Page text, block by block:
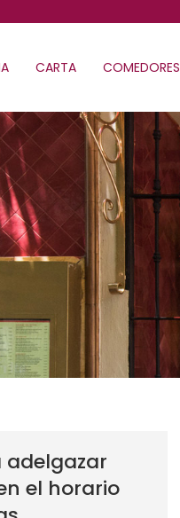
CARTA COMEDORES
adelgazar
el horario